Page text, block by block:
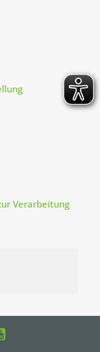
Verarbeitung